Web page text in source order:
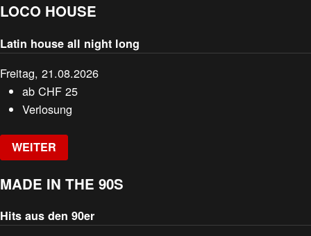
LOCO HOUSE
Latin house all night long
Freitag, 21.08.2026
abCHF 25
Verlosung
WEITER
MADE IN THE 90S
Hits aus den 90er